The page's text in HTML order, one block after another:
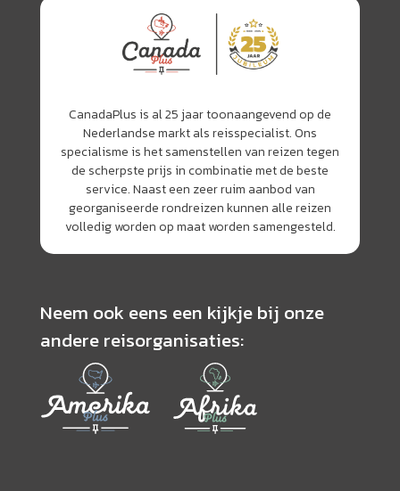
CanadaPlus is al 25 jaar toonaangevend op de
Nederlandse markt als reisspecialist. Ons
specialisme is het samenstellen van reizen tegen
de scherpste prijs in combinatie met de beste
service. Naast een zeer ruim aanbod van
georganiseerde rondreizen kunnen alle reizen
volledig worden op maat worden samengesteld.
Neem ook eens een kijkje bij onze
andere reisorganisaties: